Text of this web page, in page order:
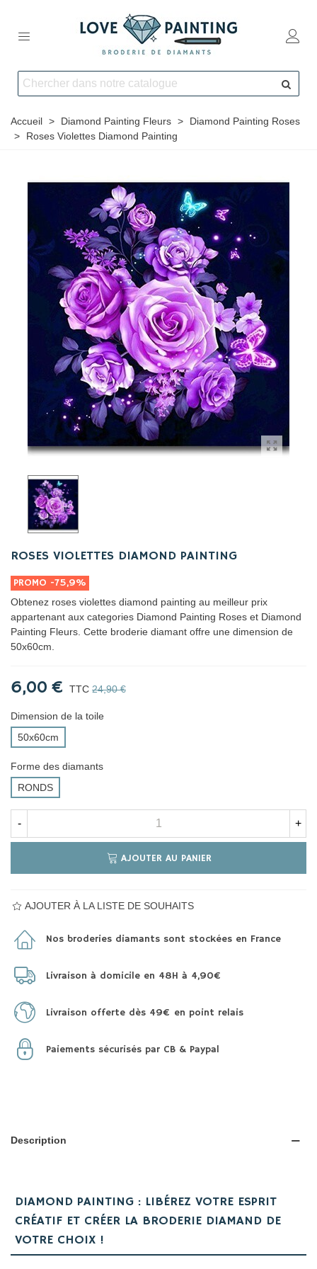
Accueil > Diamond Painting Fleurs >
Diamond Painting Roses
>
Roses Violettes Diamond Painting
ROSES VIOLETTES DIAMOND PAINTING
PROMO -75,9%
Obtenez roses violettes diamond painting au meilleur prix
appartenant aux categories Diamond Painting Roses et Diamond
Painting Fleurs. Cette broderie diamant offre une dimension de
50x60cm.
6,00 € TTC 24,90 €
Dimension de la toile
50x60cm
Forme des diamants
RONDS
- +
AJOUTER AU PANIER
AJOUTER À LA LISTE DE SOUHAITS
Nos broderies diamants sont stockées en France
Livraison à domicile en 48H à 4,90€
Livraison offerte dès 49€ en point relais
Paiements sécurisés par CB & Paypal
Description
DIAMOND PAINTING : LIBÉREZ VOTRE ESPRIT
CRÉATIF ET CRÉER LA BRODERIE DIAMAND DE
VOTRE CHOIX !